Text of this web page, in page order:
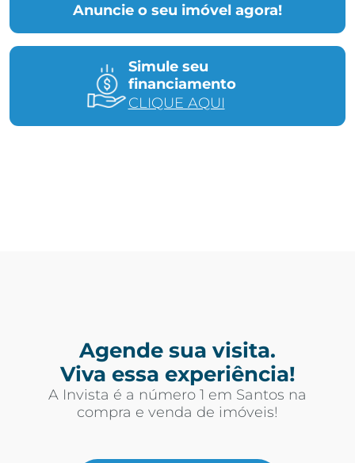
Anuncie o seu imóvel agora!
Simule seu
financiamento
CLIQUE AQUI
Agende sua visita.
Viva essa experiência!
A Invista é a número 1 em Santos na
compra e venda de imóveis!